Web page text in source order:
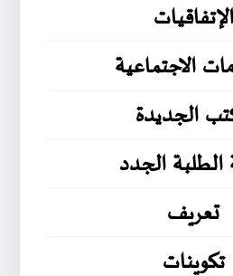
الإتفاقيات
الاجتماعية
الجديدة
الطلبة الجدد
تعريف
تكوينات